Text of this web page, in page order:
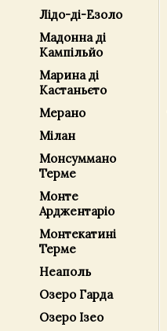
Лідо-ді-Езоло
Мадонна ді
Кампільйо
Марина ді
Кастаньєто
Мерано
Мілан
Монсуммано
Терме
Монте
Арджентаріо
Монтекатині
Терме
Неаполь
Озеро Гарда
Озеро Ізео